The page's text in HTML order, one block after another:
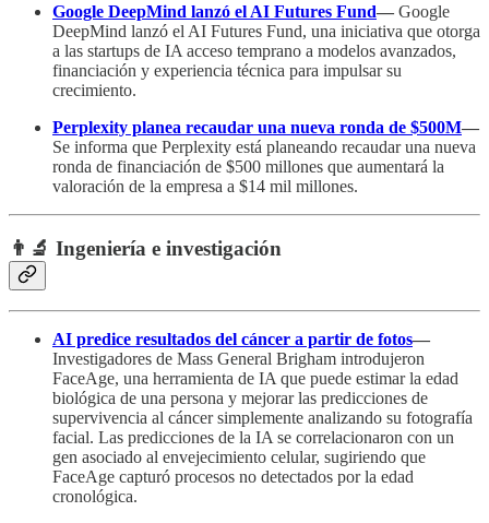
Google DeepMind lanzó el AI Futures Fund— Google
DeepMind lanzó el AI Futures Fund, una iniciativa que otorga
a las startups de IA acceso temprano a modelos avanzados,
financiación y experiencia técnica para impulsar su
crecimiento.
Perplexity planea recaudar una nueva ronda de $500M—
Se informa que Perplexity está planeando recaudar una nueva
ronda de financiación de $500 millones que aumentará la
valoración de la empresa a $14 mil millones.
👨‍🔬 Ingeniería e investigación
AI predice resultados del cáncer a partir de fotos—
Investigadores de Mass General Brigham introdujeron
FaceAge, una herramienta de IA que puede estimar la edad
biológica de una persona y mejorar las predicciones de
supervivencia al cáncer simplemente analizando su fotografía
facial. Las predicciones de la IA se correlacionaron con un
gen asociado al envejecimiento celular, sugiriendo que
FaceAge capturó procesos no detectados por la edad
cronológica.